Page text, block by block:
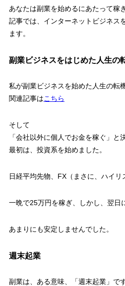
あなたは副業を始めるにあたって稼
記事では、インターネットビジネス
ます。
副業ビジネスをはじめた人生の
私が副業ビジネスを始めた人生の転
関連記事はこちら
そして
「会社以外に個人でお金を稼ぐ」と
最初は、投資系を始めました。
日経平均先物、FX（まさに、ハイリ
一晩で25万円を稼ぎ、しかし、翌日
あまりにも安定しませんでした。
週末起業
副業は、ある意味、「週末起業」です